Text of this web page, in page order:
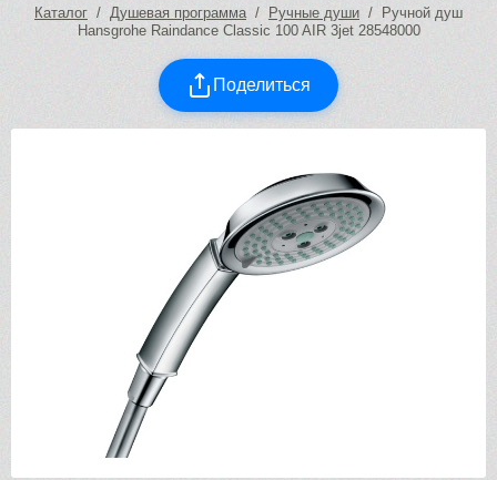
Каталог / Душевая программа/ Ручные души / Ручной душ
Hansgrohe Raindance Classic 100 AIR 3jet 28548000
Поделиться